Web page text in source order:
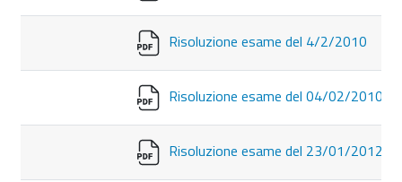
Risoluzione esame del 4/2/2010
Risoluzione esame del 04/02/2010
Risoluzione esame del 23/01/2012